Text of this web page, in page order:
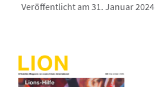
Veröffentlicht am 31. Januar 2024